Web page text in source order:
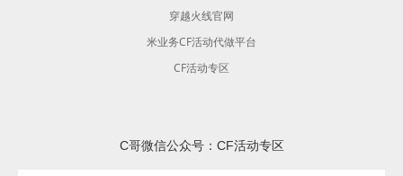
穿越火线官网
米业务CF活动代做平台
CF活动专区
C哥微信公众号：CF活动专区